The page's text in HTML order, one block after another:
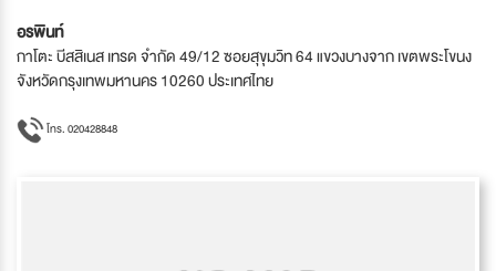
อรพินท์
กาโตะ บีสสิเนส เทรด จำกัด 49/12 ซอยสุขุมวิท 64 แขวงบางจาก เขตพระโขนง
จังหวัดกรุงเทพมหานคร 10260 ประเทศไทย
โทร. 020428848